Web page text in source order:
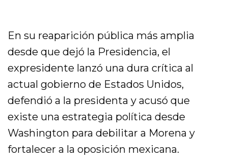
En su reaparición pública más amplia
desde que dejó la Presidencia, el
expresidente lanzó una dura crítica al
actual gobierno de Estados Unidos,
defendió a la presidenta y acusó que
existe una estrategia política desde
Washington para debilitar a Morena y
fortalecer a la oposición mexicana.